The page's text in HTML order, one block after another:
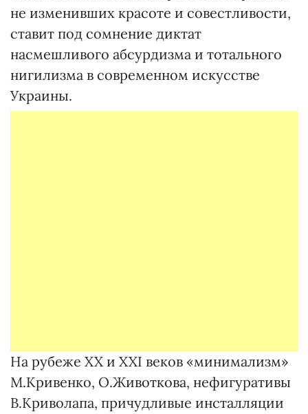
не изменивших красоте и совестливости,
ставит под сомнение диктат
насмешливого абсурдизма и тотального
нигилизма в современном искусстве
Украины.
На рубеже XX и XXI веков «минимализм»
М.Кривенко, О.Животкова, нефигуративы
В.Криволапа, причудливые инсталляции